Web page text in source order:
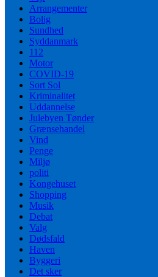
Arrangementer
Bolig
Sundhed
Syddanmark
112
Motor
COVID-19
Sort Sol
Kriminalitet
Uddannelse
Julebyen Tønder
Grænsehandel
Vind
Penge
Miljø
politi
Kongehuset
Shopping
Musik
Debat
Valg
Dødsfald
Haven
Byggeri
Det sker